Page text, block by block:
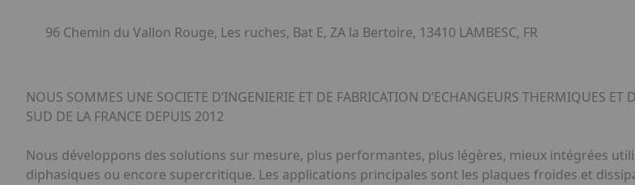
96 Chemin du Vallon Rouge, Les ruches, Bat E, ZA la Bertoire, 13410 LAMBESC, FR
NOUS SOMMES UNE SOCIETE D’INGENIERIE ET DE FABRICATION D’ECHANGEURS THERMIQUES ET
SUD DE LA FRANCE DEPUIS 2012
Nous développons des solutions sur mesure, plus performantes, plus légères, mieux intégrées
diphasiques ou encore supercritique. Les applications principales sont les plaques froides et